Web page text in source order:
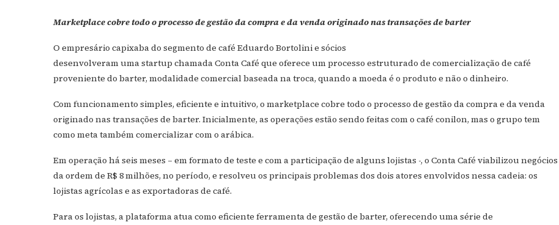
Marketplace cobre todo o processo de gestão da compra e da venda originado nas transações de barter
O empresário capixaba do segmento de café Eduardo Bortolini e sócios
desenvolveram uma startup chamada Conta Café que oferece um processo estruturado de comercialização de café
proveniente do barter, modalidade comercial baseada na troca, quando a moeda é o produto e não o dinheiro.
Com funcionamento simples, eficiente e intuitivo, o marketplace cobre todo o processo de gestão da compra e da venda
originado nas transações de barter. Inicialmente, as operações estão sendo feitas com o café conilon, mas o grupo tem
como meta também comercializar com o arábica.
Em operação há seis meses – em formato de teste e com a participação de alguns lojistas -, o Conta Café viabilizou negócios
da ordem de R$ 8 milhões, no período, e resolveu os principais problemas dos dois atores envolvidos nessa cadeia: os
lojistas agrícolas e as exportadoras de café.
Para os lojistas, a plataforma atua como eficiente ferramenta de gestão de barter, oferecendo uma série de